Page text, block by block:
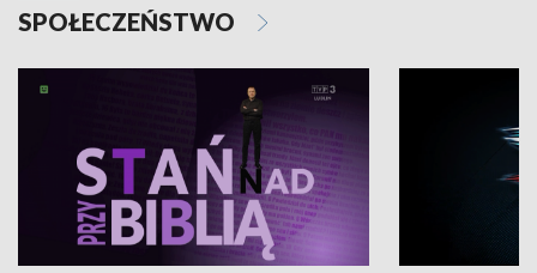
SPOŁECZEŃSTWO